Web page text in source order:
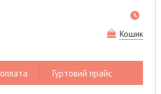
Кошик
Гуртовий прайс